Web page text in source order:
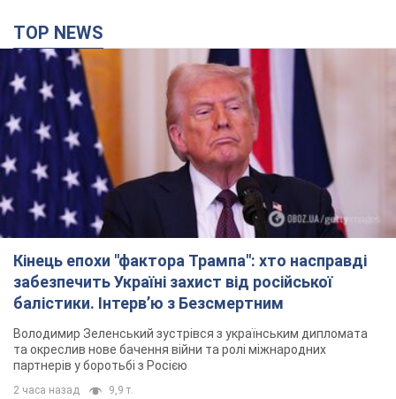
TOP NEWS
Кінець епохи "фактора Трампа": хто насправді
забезпечить Україні захист від російської
балістики. Інтерв’ю з Безсмертним
Володимир Зеленський зустрівся з українським дипломата
та окреслив нове бачення війни та ролі міжнародних
партнерів у боротьбі з Росією
2 часа назад 9,9 т.